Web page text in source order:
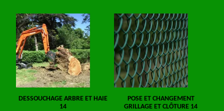
DESSOUCHAGE ARBRE ET HAIE
14
POSE ET CHANGEMENT
GRILLAGE ET CLÔTURE 14